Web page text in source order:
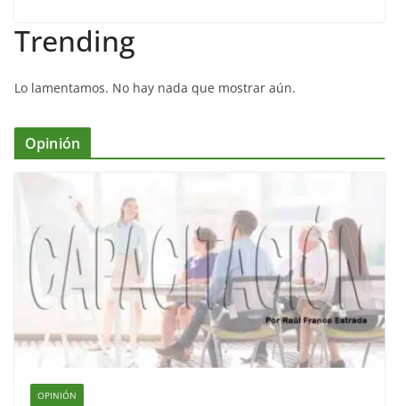
Trending
Lo lamentamos. No hay nada que mostrar aún.
Opinión
OPINIÓN